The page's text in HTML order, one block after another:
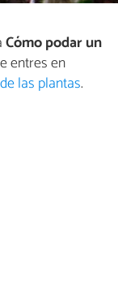
Cómo podar un
entres en
las plantas.